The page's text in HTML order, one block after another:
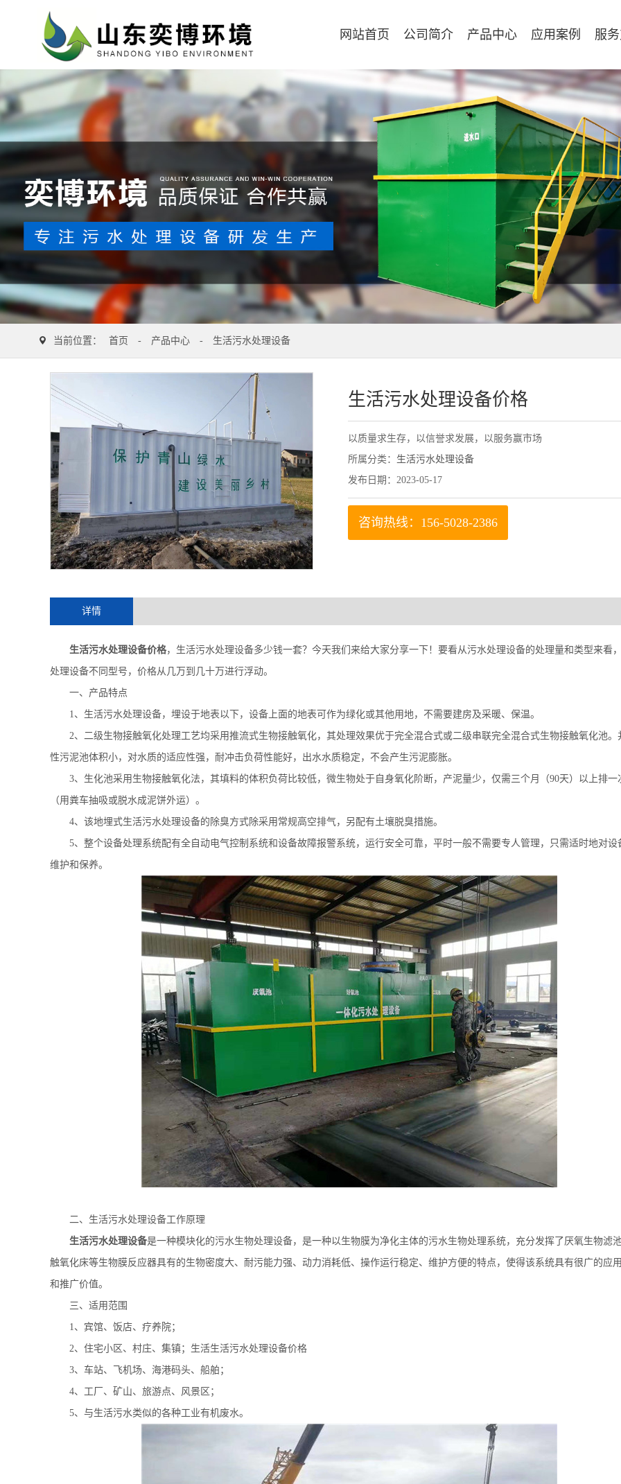
网站首页 公司简介 产品中心 应用案例 服
当前位置： 首页 - 产品中心 - 生活污水处理设备
生活污水处理设备价格
以质量求生存，以信誉求发展，以服务赢市场
所属分类： 生活污水处理设备
发布日期：2023-05-17
咨询热线：156-5028-2386
详情
生活污水处理设备价格， 生活污水处理设备多少钱一套？今天我们来给大家分享一下！要看从污水处理设备的处理量和类型来看
处理设备不同型号，价格从几万到几十万进行浮动。
一、产品特点
1 、生活污水处理设备，埋设于地表以下，设备上面的地表可作为绿化或其他用地，不需要建房及采暖、保温。
2、二级生物接触氧化处理工艺均采用推流式生物接触氧化，其处理效果优于完全混合式或二级串联完全混合式生物接触氧化池。
性污泥池体积小，对水质的适应性强，耐冲击负荷性能好，出水水质稳定，不会产生污泥膨胀。
3、生化池采用生物接触氧化法，其填料的体积负荷比较低，微生物处于自身氧化阶断，产泥量少，仅需三个月（90天）以上排一
（用粪车抽吸或脱水成泥饼外运）。
4、该地埋式生活污水处理设备的除臭方式除采用常规高空排气，另配有土壤脱臭措施。
5、整个设备处理系统配有全自动电气控制系统和设备故障报警系统，运行安全可靠，平时一般不需要专人管理，只需适时地对设
维护和保养。
二、生活污水处理设备工作原理
生活污水处理设备是一种模块化的污水生物处理设备，是一种以生物膜为净化主体的污水生物处理系统，充分发挥了厌氧生物滤
触氧化床等生物膜反应器具有的生物密度大、耐污能力强、动力消耗低、操作运行稳定、维护方便的特点，使得该系统具有很广的应
和推广价值。
三、适用范围
1 、宾馆、饭店、疗养院；
2、住宅小区、村庄、集镇；生活生活污水处理设备价格
3、车站、飞机场、海港码头、船舶；
4、工厂、矿山、旅游点、风景区；
5、与生活污水类似的各种工业有机废水。